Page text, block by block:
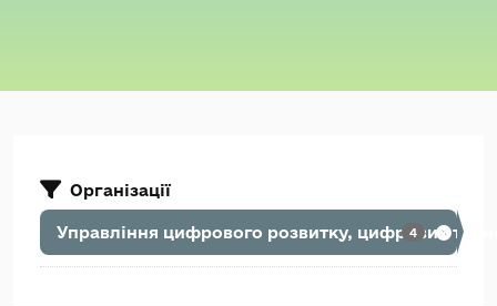
Організації
Управління цифрового розвитку, цифрових
4